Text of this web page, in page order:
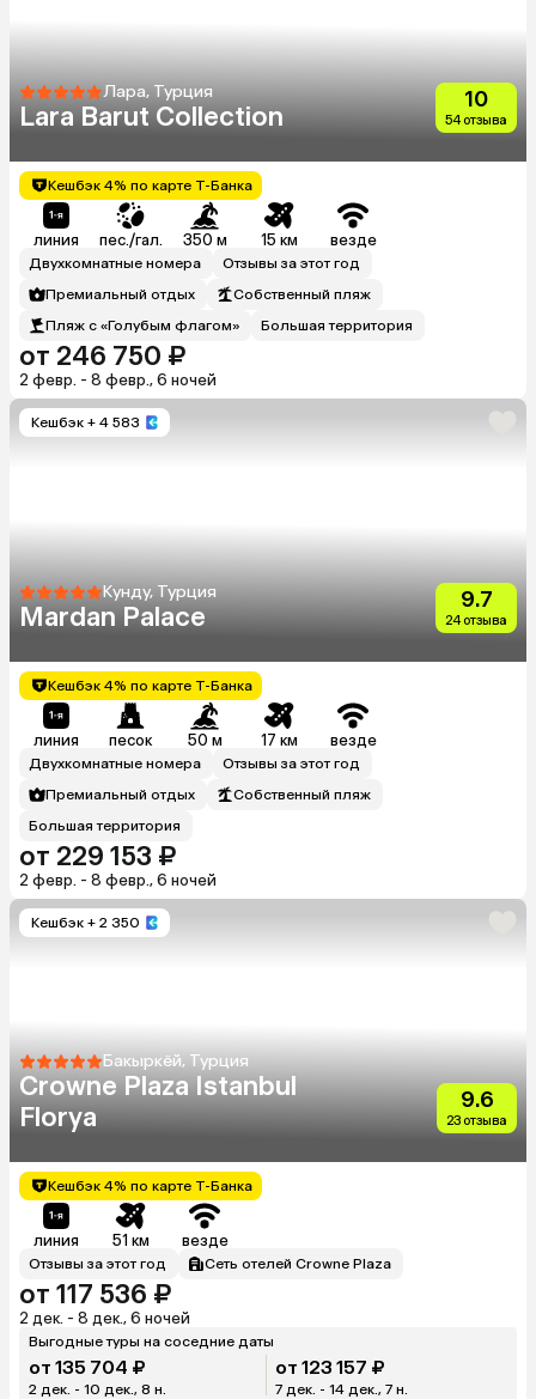
Лара, Турция
Lara Barut Collection
10
54 отзыва
Кешбэк 4% по карте Т-Банка
линия пес./гал. 350 м 15 км везде
Двухкомнатные номера
Отзывы за этот год
Премиальный отдых
Собственный пляж
Пляж с «Голубым флагом»
Большая территория
от 246 750 ₽
2 февр. - 8 февр., 6 ночей
Кешбэк + 4 583
Кунду, Турция
Mardan Palace
9.7
24 отзыва
Кешбэк 4% по карте Т-Банка
линия песок 50 м 17 км везде
Двухкомнатные номера
Отзывы за этот год
Премиальный отдых
Собственный пляж
Большая территория
от 229 153 ₽
2 февр. - 8 февр., 6 ночей
Кешбэк + 2 350
Бакыркёй, Турция
Crowne Plaza Istanbul
Florya
9.6
23 отзыва
Кешбэк 4% по карте Т-Банка
линия 51 км везде
Отзывы за этот год Сеть отелей Crowne Plaza
от 117 536 ₽
2 дек. - 8 дек., 6 ночей
Выгодные туры на соседние даты
от 135 704 ₽
2 дек. - 10 дек., 8 н.
от 123 157 ₽
7 дек. - 14 дек., 7 н.